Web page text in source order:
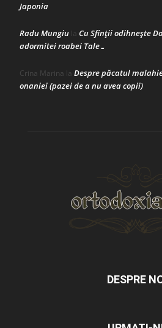
Japonia
Radu Mungiu la Cu Sfinții odihnește
adormitei roabei Tale…
Crina Marina la Despre păcatul
onaniei (pazei de a nu avea copii)
DESPRE